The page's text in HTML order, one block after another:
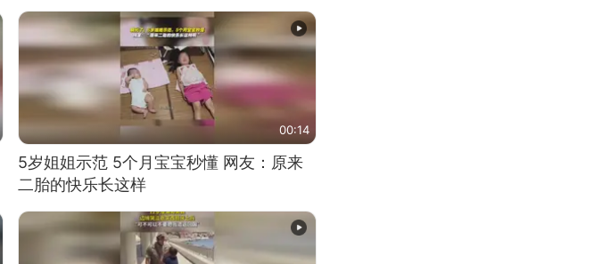
00:14
5岁姐姐示范 5个月宝宝秒懂 网友：原来
二胎的快乐长这样